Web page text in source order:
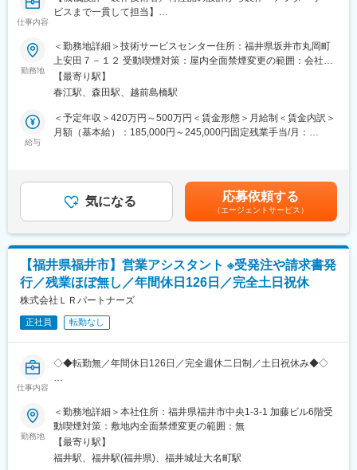
変更の範囲：会社の定める業務
・入社後3か月ほどは、先輩の営業活動への同行から始め、習熟度
に合わせて顧客を引き継いでいただきます。
■魅力：
★プライベートを大事にできる就業環境
・選択制時差勤務（7:30～18:30のうち8時間勤務）
・育休取得率100%（2025年度、女性3名・男性4名）
・産前産後休暇、育児・介護休業 など
・直行直帰、マイカー通勤可（従業員専用駐車場4000円／月）
など
・資格手当 ※TOEIC・TOEFLの点数に応じて手当が発生いたし
ます。
★安定性の高い事業
・120年の歴史を持つ興和グループの化学系専門商社
・地域に寄り添いながらも世界を視野に入れたビジネスを展開
変更の範囲：会社の定める業務
仕事内容
ビスまで一貫して担当】
■業務概要
当社は福井県坂井市を拠点とし、各種産業向け機械器具の卸売お
よび特注機械の設計・製作を行っています。今回募集する技術職
は、営業員が受注した特注製作品について、設計・製作・アフタ
ーサービスまで一連の業務を担うポジションです。
近年は既存設備の流用ではなく、お客様の要望に合わせてゼロか
ら設計する案件が増加しており、設計者として幅広い経験を積む
・営業担当者と連携し、顧客ニーズや仕様のヒアリング・要件整
・機械設計（AutoCAD、IronCAD等のCADソフトを使用）による
・製作現場との調整・進捗管理
・組立や動作確認・テスト
・納品後の据付・現地調整およびアフターサービス対応
・製品の改良提案やトラブル対応
【業務割合】
・機械設計：約70％
・顧客との打合せ：約10％
・組立・製造フォロー：約20％
■取り扱い機械や特注製品について
主力案件は搬送設備を中心とした自動化設備です。当社が取り扱
う機械や特注製品の詳細は、ホームページ（https://www.hokusin-
勤務地
＜勤務地詳細＞技術サービスセンター住所：福井県坂井市丸岡町
上安田７－１２ 受動喫煙対策：屋内全面禁煙変更の範囲：会社の
定める事業所
【最寄り駅】
春江駅、森田駅、越前島橋駅
給与
＜予定年収＞420万円～500万円＜賃金形態＞月給制＜賃金内訳＞
月額（基本給）：185,000円～245,000円固定残業手当/月：
（7月・12月）※昨年実績：5.8か月分※会社実績に応じて決算賞与
あり（2022～2024年実績有）■昇給：年1回（4月）賃金はあくま
でも目安の金額であり、選考を通じて上下する可能性がありま
す。月給(月額)は固定手当を含めた表記です。
気になる 応募依頼する
（エージェントサービス）
【福井県福井市】営業アシスタント ※受発注や請求書発
行／残業ほぼ無し／年間休日126日／完全土日祝休
株式会社ＬＲパートナーズ
正社員 転勤なし
仕事内容
◇◆転勤無／年間休日126日／完全週休二日制／土日祝休み◆◇
類等のリサイクルを事業として展開する当社にて、以下の業務を
ご担当いただきます。
■業務概要：営業アシスタント
当社の営業体制を強化すべく、新たな営業アシスタントを採用し
勤務地
＜勤務地詳細＞本社住所：福井県福井市中央1-3-1 加藤ビル6階受
動喫煙対策：敷地内全面禁煙変更の範囲：無
【最寄り駅】
福井駅、福井駅(福井県)、福井城址大名町駅